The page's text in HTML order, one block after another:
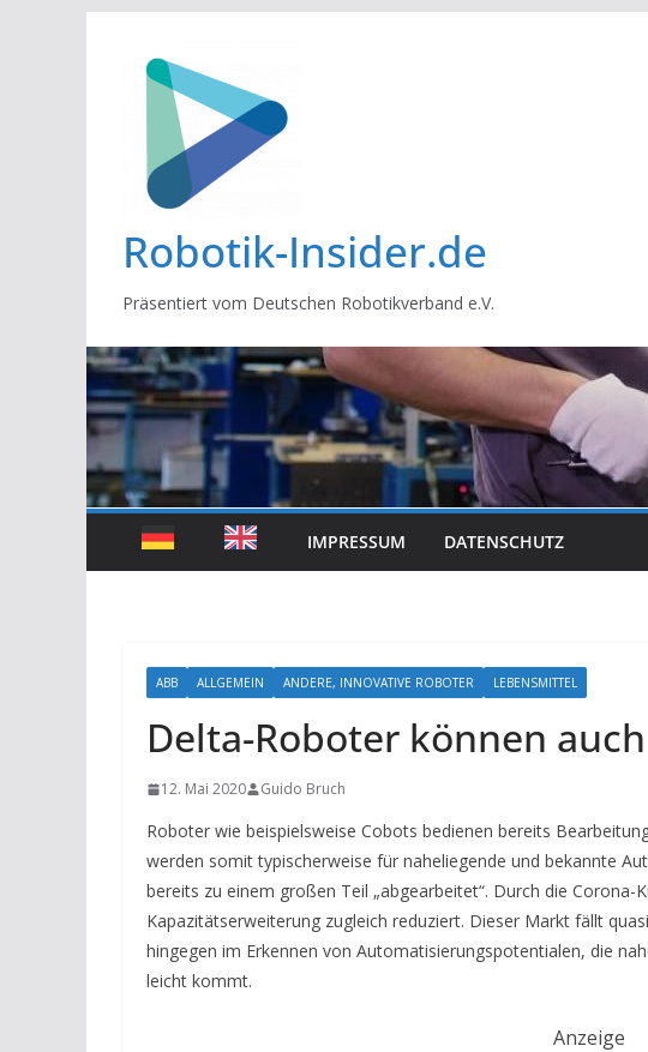
springen
Robotik-Insider.de
Präsentiert vom Deutschen Robotikverband e.V.
IMPRESSUM DATENSCHUTZ
ABB ALLGEMEIN ANDERE, INNOVATIVE ROBOTER LEBENSMITTEL
Delta-Roboter können
12. Mai 2020 Guido Bruch
Roboter wie beispielsweise Cobots bedienen bereits
werden somit typischerweise für naheliegende und bekannte
bereits zu einem großen Teil „abgearbeitet“. Durch die
Kapazitätserweiterung zugleich reduziert. Dieser Markt fällt
hingegen im Erkennen von Automatisierungspotentialen, die
leicht kommt.
Anzeige